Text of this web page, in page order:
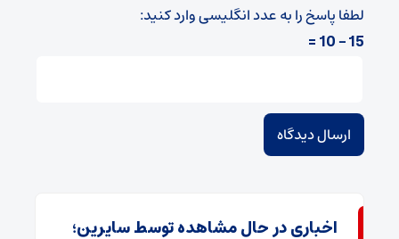
لطفا پاسخ را به عدد انگلیسی وارد کنید:
15 − 10 =
اخباری در حال مشاهده توسط سایرین؛